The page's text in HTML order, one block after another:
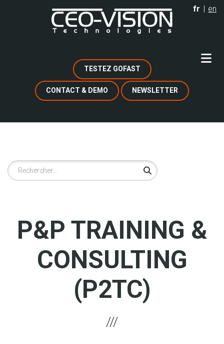
fr en
TESTEZ GOFAST
CONTACT & DEMO NEWSLETTER
Rechercher
P&P TRAINING &
CONSULTING
(P2TC)